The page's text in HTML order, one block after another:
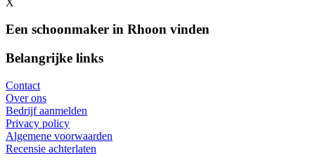
Een schoonmaker in Rhoon vinden
Belangrijke links
Contact
Over ons
Bedrijf aanmelden
Privacy policy
Algemene voorwaarden
Recensie achterlaten